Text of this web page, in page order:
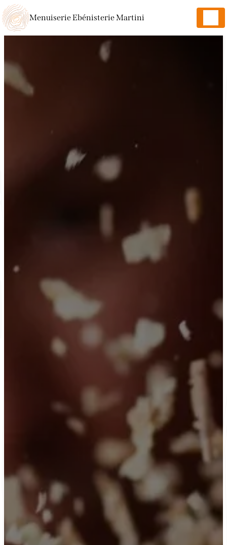
Menuiserie Ebénisterie Martini
Panneau de gestion des cookies